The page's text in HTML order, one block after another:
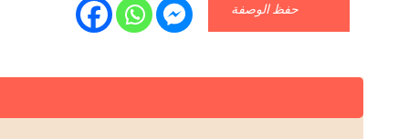
حفظ الوصفة